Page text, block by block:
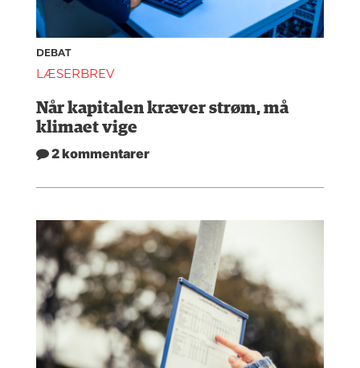
DEBAT
LÆSERBREV
Når kapitalen kræver strøm, må
klimaet vige
2 kommentarer